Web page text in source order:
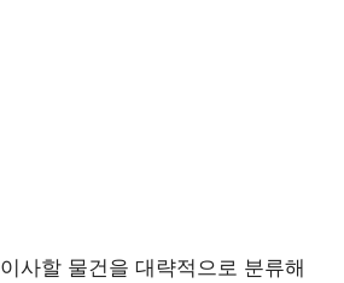
이사할 물건을 대략적으로 분류해